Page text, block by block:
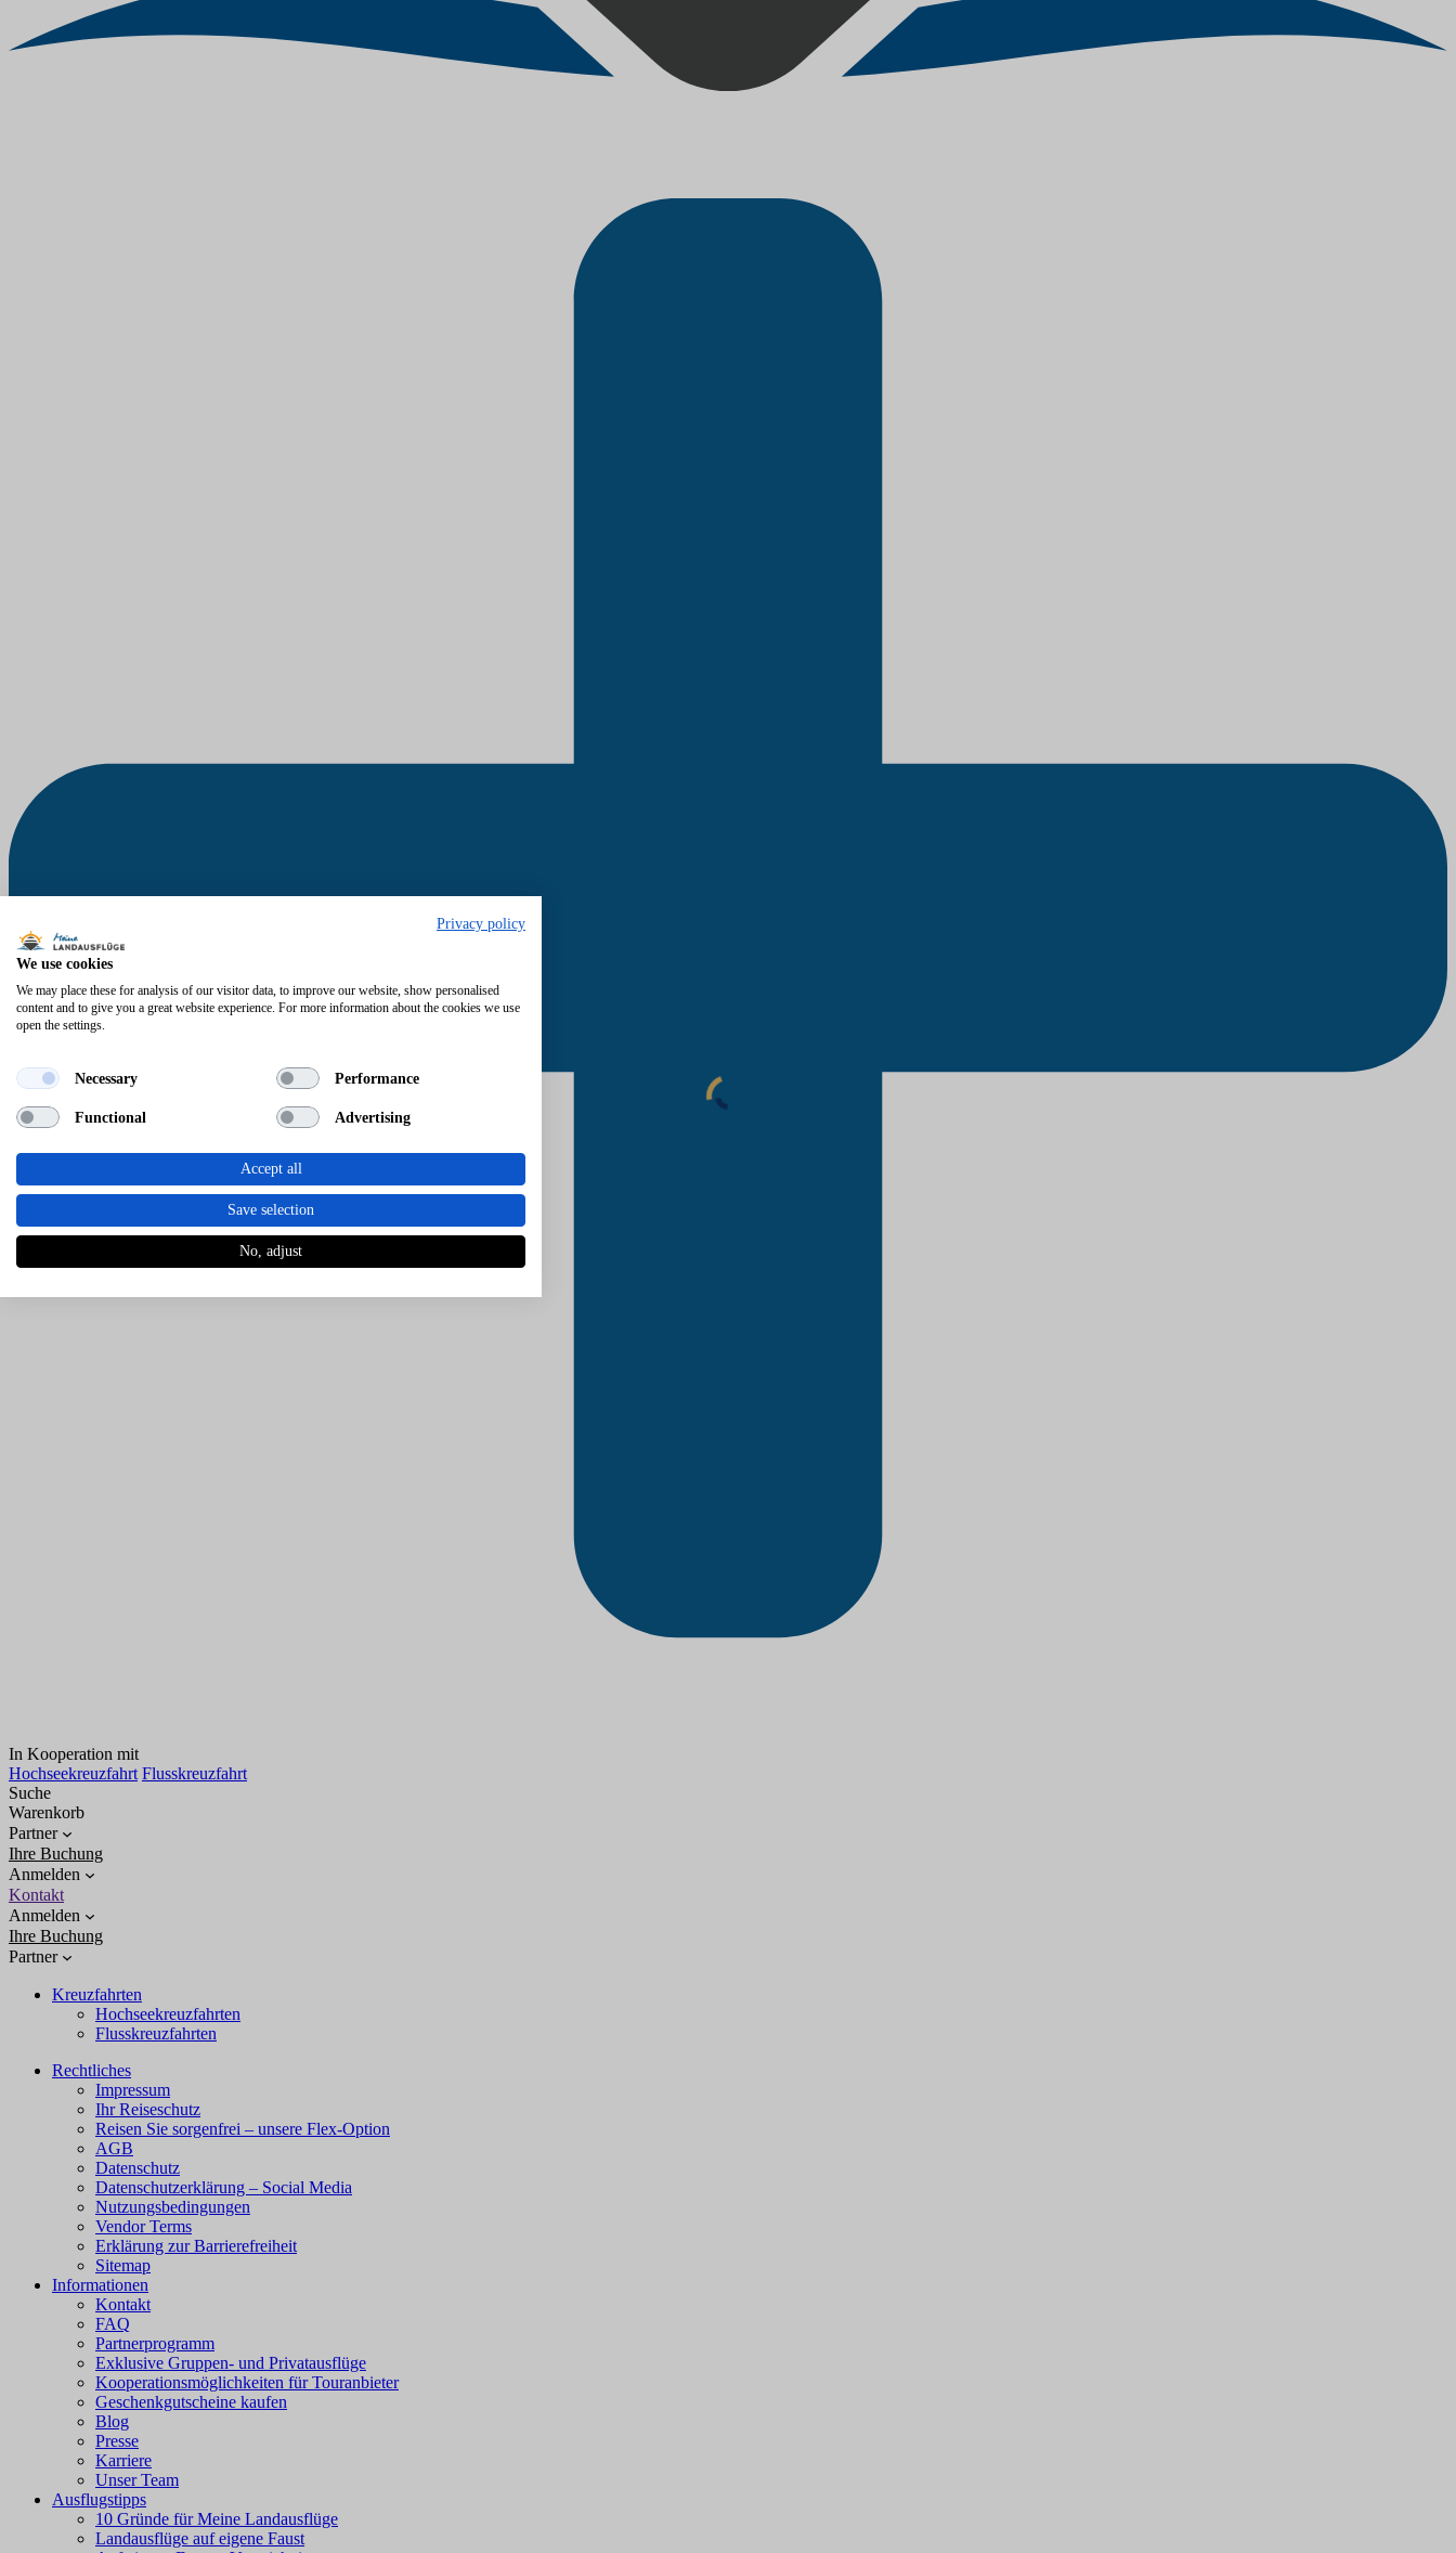
In Kooperation mit
Hochseekreuzfahrt Flusskreuzfahrt
Suche
Warenkorb
Partner
Ihre Buchung
Anmelden
Kontakt
Anmelden
Ihre Buchung
Partner
Kreuzfahrten
Hochseekreuzfahrten
Flusskreuzfahrten
Rechtliches
Impressum
Ihr Reiseschutz
Reisen Sie sorgenfrei – unsere Flex-Option
AGB
Datenschutz
Datenschutzerklärung – Social Media
Nutzungsbedingungen
Vendor Terms
Erklärung zur Barrierefreiheit
Sitemap
Informationen
Kontakt
FAQ
Partnerprogramm
Exklusive Gruppen- und Privatausflüge
Kooperationsmöglichkeiten für Touranbieter
Geschenkgutscheine kaufen
Blog
Presse
Karriere
Unser Team
Ausflugstipps
10 Gründe für Meine Landausflüge
Landausflüge auf eigene Faust
Privacy policy
We use cookies
We may place these for analysis of our visitor data, to improve our website, show personalised
content and to give you a great website experience. For more information about the cookies we use
open the settings.
Necessary Performance
Functional Advertising
Accept all
Save selection
No, adjust